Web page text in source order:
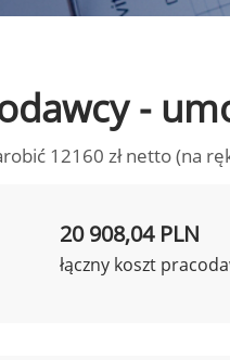
-
12160 zł netto (na
20 908,04 PLN
łączny koszt